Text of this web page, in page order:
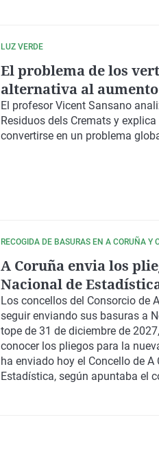
LUZ VERDE
El problema de los
alternativa al
generamos?
El profesor Vicent Sansano
Residuos dels Cremats y
convertirse en un problema
RECOGIDA DE BASURAS EN A CORUÑA Y
A Coruña envia los
Nacional de
transitoria del
Los concellos del Consorcio de
seguir enviando sus basuras a
tope de 31 de diciembre de
conocer los pliegos para la
ha enviado hoy el Concello de
Estadística, según apuntaba el